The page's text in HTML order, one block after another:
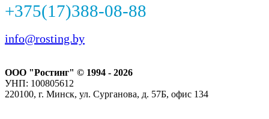
+375(17)388-08-88
info@rosting.by
ООО "Ростинг" © 1994 - 2026
УНП: 100805612
220100, г. Минск, ул. Сурганова, д. 57Б, офис 134